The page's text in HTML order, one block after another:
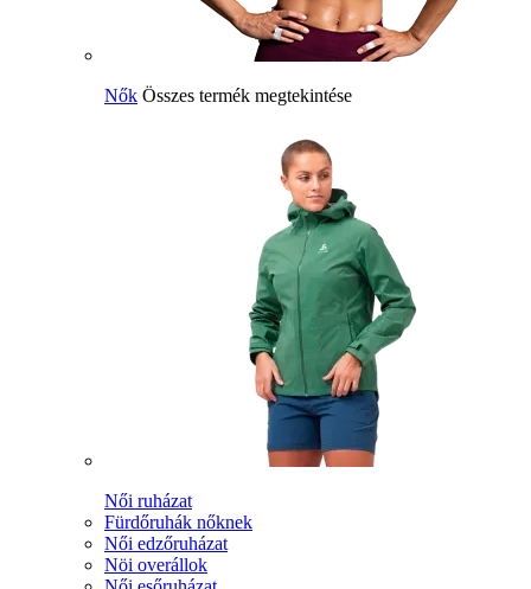
Nők Összes termék megtekintése
Női ruházat
Fürdőruhák nőknek
Női edzőruházat
Nöi overállok